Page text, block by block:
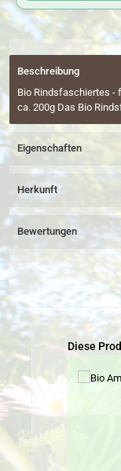
Beschreibung
Bio Rindsfaschiertes -
ca. 200g Das Bio
Eigenschaften
Herkunft
Bewertungen
Diese